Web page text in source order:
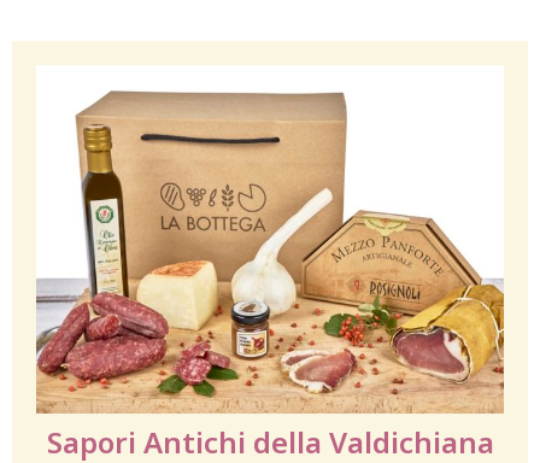
Sapori Antichi della Valdichiana